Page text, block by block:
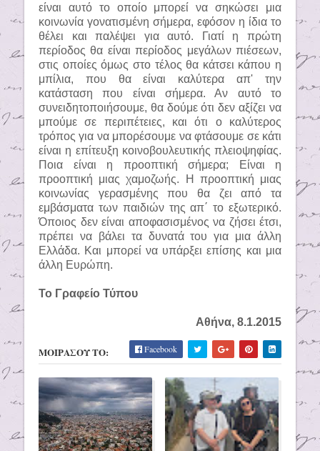
είναι αυτό το οποίο μπορεί να σηκώσει μια
κοινωνία γονατισμένη σήμερα, εφόσον η ίδια το
θέλει και παλέψει για αυτό. Γιατί η πρώτη
περίοδος θα είναι περίοδος μεγάλων πιέσεων,
στις οποίες όμως στο τέλος θα κάτσει κάπου η
μπίλια, που θα είναι καλύτερα απ' την
κατάσταση που είναι σήμερα. Αν αυτό το
συνειδητοποιήσουμε, θα δούμε ότι δεν αξίζει να
μπούμε σε περιπέτειες, και ότι ο καλύτερος
τρόπος για να μπορέσουμε να φτάσουμε σε κάτι
είναι η επίτευξη κοινοβουλευτικής πλειοψηφίας.
Ποια είναι η προοπτική σήμερα; Είναι η
προοπτική μιας χαμοζωής. Η προοπτική μιας
κοινωνίας γερασμένης που θα ζει από τα
εμβάσματα των παιδιών της απ΄ το εξωτερικό.
Όποιος δεν είναι αποφασισμένος να ζήσει έτσι,
πρέπει να βάλει τα δυνατά του για μια άλλη
Ελλάδα. Και μπορεί να υπάρξει επίσης και μια
άλλη Ευρώπη.
Το Γραφείο Τύπου
Αθήνα, 8.1.2015
ΜΟΙΡΑΣΟΥ ΤΟ: Facebook